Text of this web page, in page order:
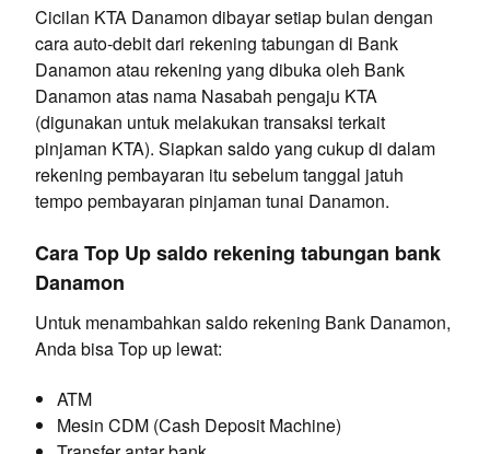
Cicilan KTA Danamon dibayar setiap bulan dengan
cara auto-debit dari rekening tabungan di Bank
Danamon atau rekening yang dibuka oleh Bank
Danamon atas nama Nasabah pengaju KTA
(digunakan untuk melakukan transaksi terkait
pinjaman KTA). Siapkan saldo yang cukup di dalam
rekening pembayaran itu sebelum tanggal jatuh
tempo pembayaran pinjaman tunai Danamon.
Cara Top Up saldo rekening tabungan bank
Danamon
Untuk menambahkan saldo rekening Bank Danamon,
Anda bisa Top up lewat:
ATM
Mesin CDM (Cash Deposit Machine)